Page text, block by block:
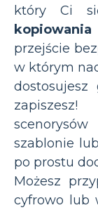
który Ci
przejście
w którym
dostosujesz
szablonie
po prostu
Możesz
cyfrowo lub